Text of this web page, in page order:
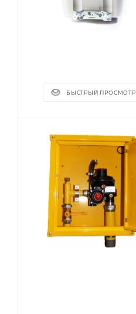
БЫСТРЫЙ ПРОСМОТР